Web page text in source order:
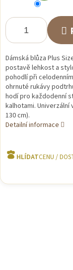
Dámská blůza Plus
postavě lehkost a
pohodlí při
ohrnuté rukávy
hodí pro každodenní
kalhotami. Univerzální
130 cm).
Detailní informace
HLÍDAT